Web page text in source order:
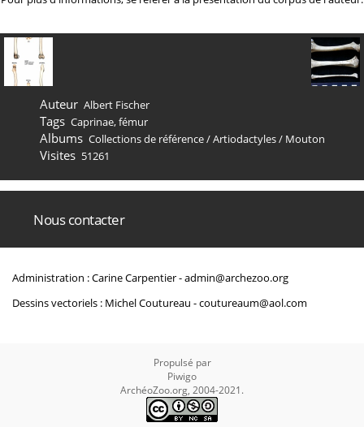
Auteur Albert Fischer
Tags Caprinae,fémur
Albums Collections de référence/Artiodactyles/ Mouton
Visites 51261
Nous contacter
Administration : Carine Carpentier -admin@archezoo.org
Dessins vectoriels : Michel Coutureau -coutureaum@aol.com
Propulsé par
Piwigo
ArchéoZoo.org, 2004-2021.